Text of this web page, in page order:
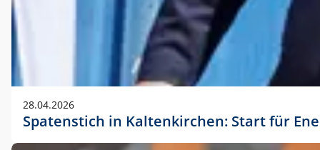
28.04.2026
Spatenstich in Kaltenkirchen: Start für